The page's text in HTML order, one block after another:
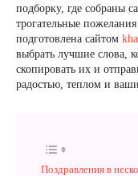
подборку, где собраны
трогательные
подготовлена сайтом
выбрать лучшие слова,
скопировать их и
радостью, теплом и
Поздравления в